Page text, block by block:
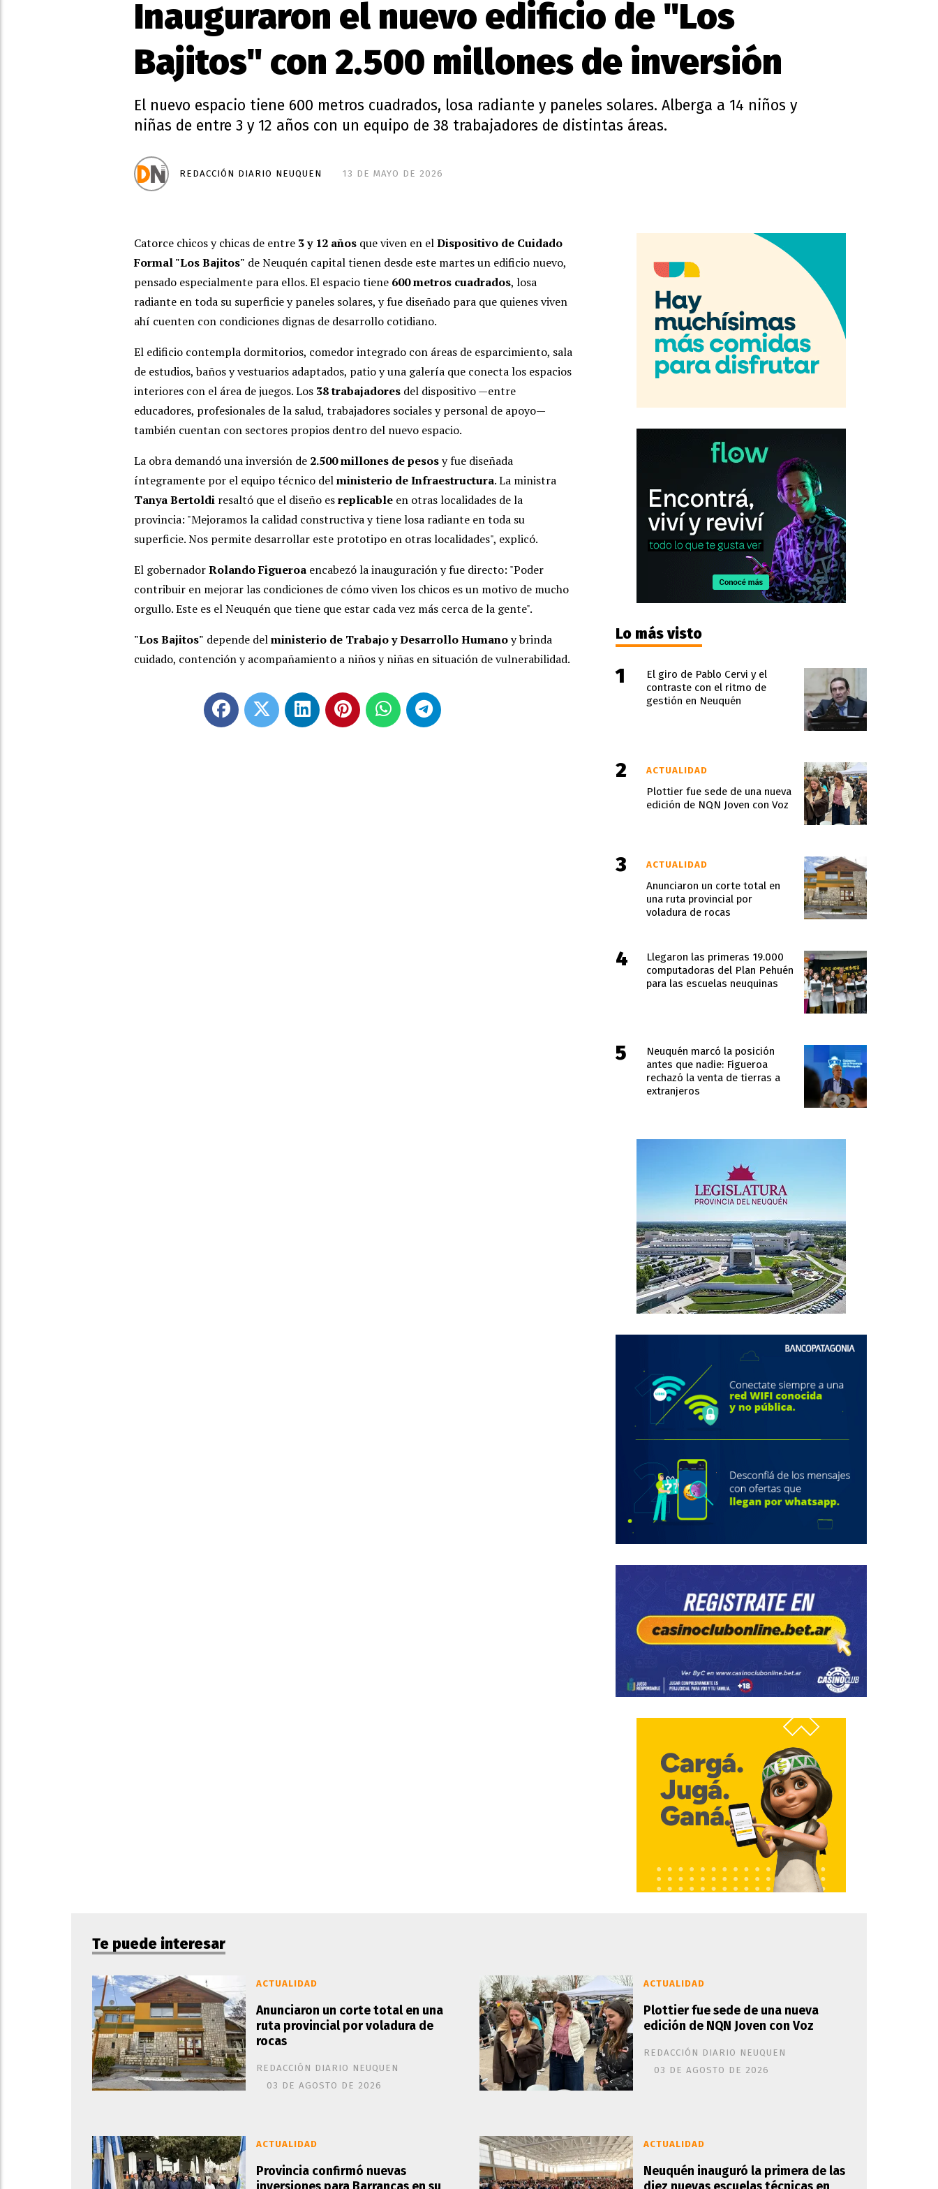
Inauguraron el nuevo edificio de "Los
Bajitos" con 2.500 millones de inversión
El nuevo espacio tiene 600 metros cuadrados, losa radiante y paneles solares. Alberga a 14 niños y
niñas de entre 3 y 12 años con un equipo de 38 trabajadores de distintas áreas.
13 DE MAYO DE 2026
REDACCIÓN DIARIO NEUQUEN
Catorce chicos y chicas de entre 3 y 12 años que viven en elDispositivo de Cuidado
Formal "Los Bajitos" de Neuquén capital tienen desde este martes un edificio nuevo,
pensado especialmente para ellos. El espacio tiene 600 metros cuadrados, losa
radiante en toda su superficie y paneles solares, y fue diseñado para que quienes viven
ahí cuenten con condiciones dignas de desarrollo cotidiano.
El edificio contempla dormitorios, comedor integrado con áreas de esparcimiento, sala
de estudios, baños y vestuarios adaptados, patio y una galería que conecta los espacios
interiores con el área de juegos. Los 38 trabajadores del dispositivo —entre
educadores, profesionales de la salud, trabajadores sociales y personal de apoyo—
también cuentan con sectores propios dentro del nuevo espacio.
La obra demandó una inversión de 2.500 millones de pesosy fue diseñada
íntegramente por el equipo técnico delministerio de Infraestructura. La ministra
Tanya Bertoldi resaltó que el diseño esreplicable en otras localidades de la
provincia: "Mejoramos la calidad constructiva y tiene losa radiante en toda su
superficie. Nos permite desarrollar este prototipo en otras localidades", explicó.
El gobernadorRolando Figueroa encabezó la inauguración y fue directo: "Poder
contribuir en mejorar las condiciones de cómo viven los chicos es un motivo de mucho
orgullo. Este es el Neuquén que tiene que estar cada vez más cerca de la gente".
"Los Bajitos" depende delministerio de Trabajo y Desarrollo Humanoy brinda
cuidado, contención y acompañamiento a niños y niñas en situación de vulnerabilidad.
Te puede interesar
Anunciaron un corte total en una
ruta provincial por voladura de
rocas
REDACCIÓN DIARIO NEUQUEN
ACTUALIDAD
03 DE AGOSTO DE 2026
Plottier fue sede de una nueva
edición de NQN Joven con Voz
REDACCIÓN DIARIO NEUQUEN
ACTUALIDAD
03 DE AGOSTO DE 2026
Provincia confirmó nuevas
ACTUALIDAD
Neuquén inauguró la primera de las
ACTUALIDAD
Lo más visto
El giro de Pablo Cervi y el
contraste con el ritmo de
gestión en Neuquén
Plottier fue sede de una nueva
edición de NQN Joven con Voz
ACTUALIDAD
Anunciaron un corte total en
una ruta provincial por
voladura de rocas
ACTUALIDAD
Llegaron las primeras 19.000
computadoras del Plan Pehuén
para las escuelas neuquinas
Neuquén marcó la posición
antes que nadie: Figueroa
rechazó la venta de tierras a
extranjeros